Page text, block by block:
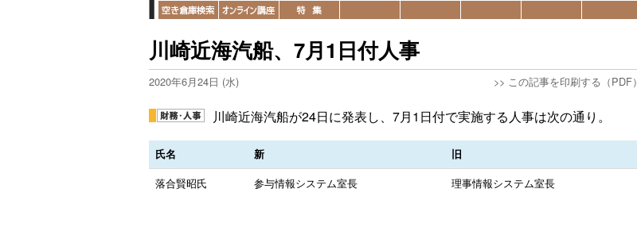
川崎近海汽船、7月1日付人事
2020年6月24日 (水) >> この記事を印刷する（PDF）
川崎近海汽船が24日に発表し、7月1日付で実施する人事は次の通り。
氏名 新 旧
落合賢昭氏 参与情報システム室長 理事情報システム室長